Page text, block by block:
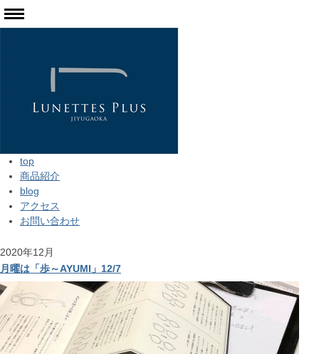
top
商品紹介
blog
アクセス
お問い合わせ
2020年12月
月曜は「歩～AYUMI」12/7